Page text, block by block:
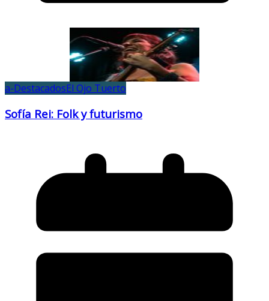
a-DestacadosEl Ojo Tuerto
Sofía Rei: Folk y futurismo